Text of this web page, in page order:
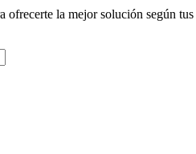
ofrecerte la mejor solución según tus